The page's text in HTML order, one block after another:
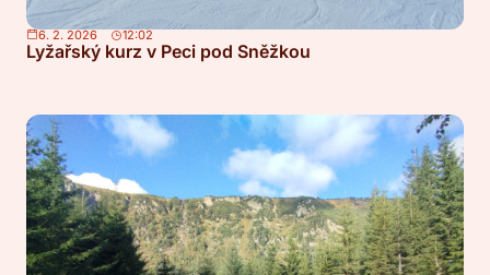
6. 2. 2026 12:02
Lyžařský kurz v Peci pod Sněžkou